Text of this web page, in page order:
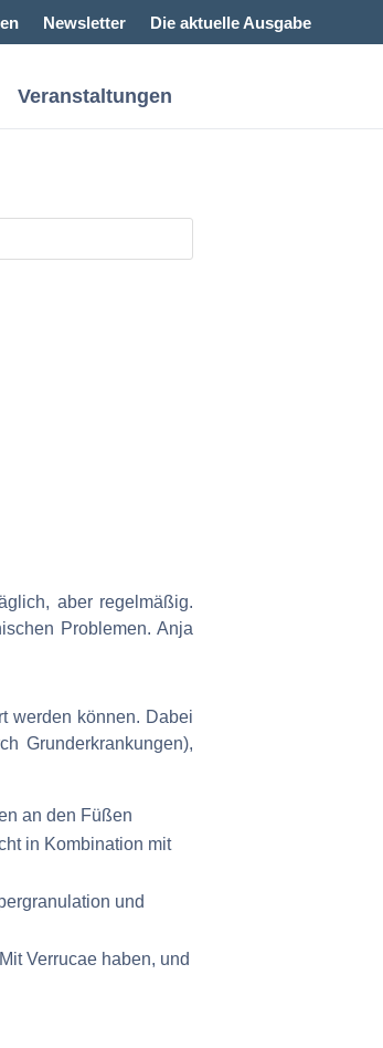
Newsletter Die aktuelle Ausgabe
Veranstaltungen
aber regelmäßig.
Problemen. Anja
werden können. Dabei
Grunderkrankungen),
an den Füßen
in Kombination mit
und
Verrucae haben, und